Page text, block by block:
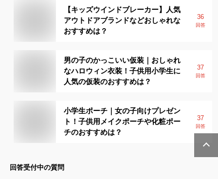
【キッズウインドブレーカー】人気
アウトドアブランドなどおしゃれな
おすすめは？
36
回答
男の子のかっこいい仮装｜おしゃれ
なハロウィン衣装！子供用小学生に
人気の仮装のおすすめは？
37
回答
小学生ポーチ｜女の子向けプレゼン
ト！子供用メイクポーチや化粧ポー
チのおすすめは？
37
回答
回答受付中の質問